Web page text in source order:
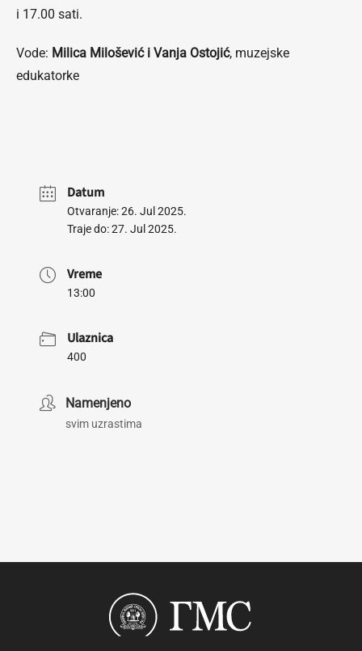
i 17.00 sati.
Vode: Milica Milošević i Vanja Ostojić, muzejske
edukatorke
Datum
Otvaranje: 26. Jul 2025.
Traje do: 27. Jul 2025.
Vreme
13:00
Ulaznica
400
Namenjeno
svim uzrastima